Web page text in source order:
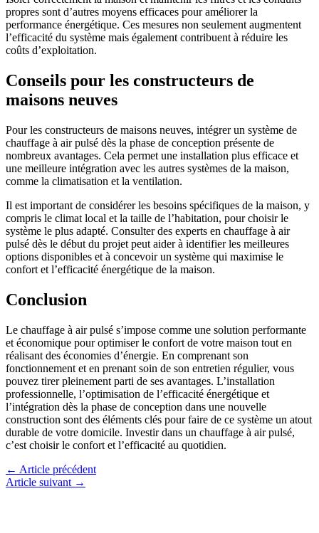
propres sont d’autres moyens efficaces pour améliorer la
performance énergétique. Ces mesures non seulement augmentent
l’efficacité du système mais également contribuent à réduire les
coûts d’exploitation.
Conseils pour les constructeurs de
maisons neuves
Pour les constructeurs de maisons neuves, intégrer un système de
chauffage à air pulsé dès la phase de conception présente de
nombreux avantages. Cela permet une installation plus efficace et
une meilleure intégration avec les autres systèmes de la maison,
comme la climatisation et la ventilation.
Il est important de considérer les besoins spécifiques de la maison, y
compris le climat local et la taille de l’habitation, pour choisir le
système le plus adapté. Consulter des experts en chauffage à air
pulsé dès le début du projet peut aider à identifier les meilleures
options disponibles et à concevoir un système qui maximise le
confort et l’efficacité énergétique de la maison.
Conclusion
Le chauffage à air pulsé s’impose comme une solution performante
et économique pour optimiser le confort de votre maison tout en
réalisant des économies d’énergie. En comprenant son
fonctionnement et en prenant soin de son entretien régulier, vous
pouvez tirer pleinement parti de ses avantages. L’installation
professionnelle, l’optimisation de l’efficacité énergétique et
l’intégration dès la phase de conception dans une nouvelle
construction sont des éléments clés pour faire de ce système un atout
durable de votre domicile. Investir dans un chauffage à air pulsé,
c’est choisir le confort et l’efficacité au quotidien.
← Article précédent
Article suivant →